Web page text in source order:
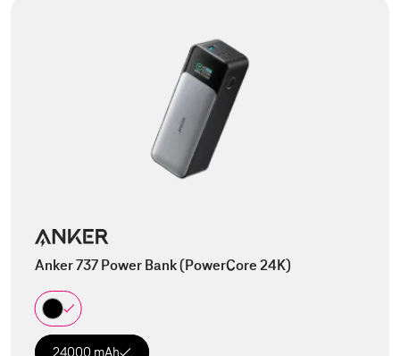
Anker 737 Power Bank (PowerCore 24K)
24000 mAh